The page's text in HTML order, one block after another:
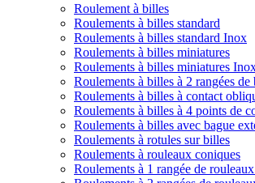
Roulement à billes
Roulements à billes standard
Roulements à billes standard Inox
Roulements à billes miniatures
Roulements à billes miniatures
Roulements à billes à 2 rangées de
Roulements à billes à contact
Roulements à billes à 4 points de
Roulements à billes avec bague
Roulements à rotules sur billes
Roulements à rouleaux coniques
Roulements à 1 rangée de